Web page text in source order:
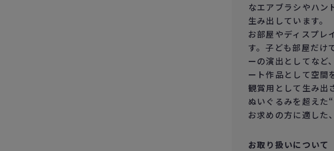
なエアブラシやハン
生み出しています。
お部屋やディスプレ
す。子ども部屋だけ
ーの演出としてなど
ート作品として空間
観賞用として生み出
ぬいぐるみを超えた
お求めの方に適した
お取り扱いについて